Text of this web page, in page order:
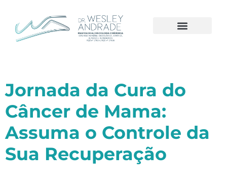
Jornada da Cura do
Câncer de Mama:
Assuma o Controle da
Sua Recuperação